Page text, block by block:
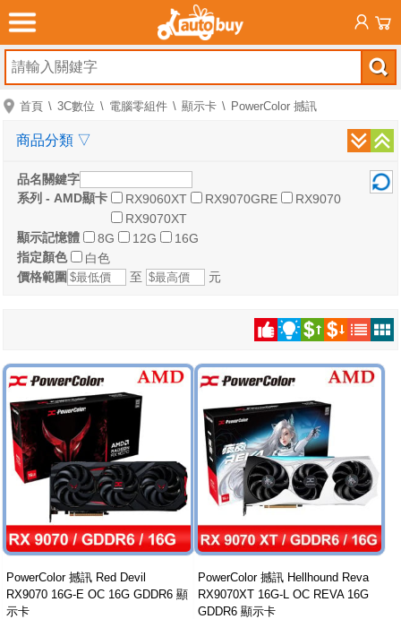
首頁 3C數位 電腦零組件 顯示卡 PowerColor 撼訊
品名關鍵字
系列 - AMD顯卡
RX9060XT RX9070GRE
RX9070
RX9070XT
顯示記憶體
8G 12G
16G
指定顏色
白色
價格範圍
至 元
PowerColor 撼訊 Red Devil
RX9070 16G-E OC 16G GDDR6 顯
示卡
PowerColor 撼訊 Hellhound Reva
RX9070XT 16G-L OC REVA 16G
GDDR6 顯示卡
商品分類 ▽